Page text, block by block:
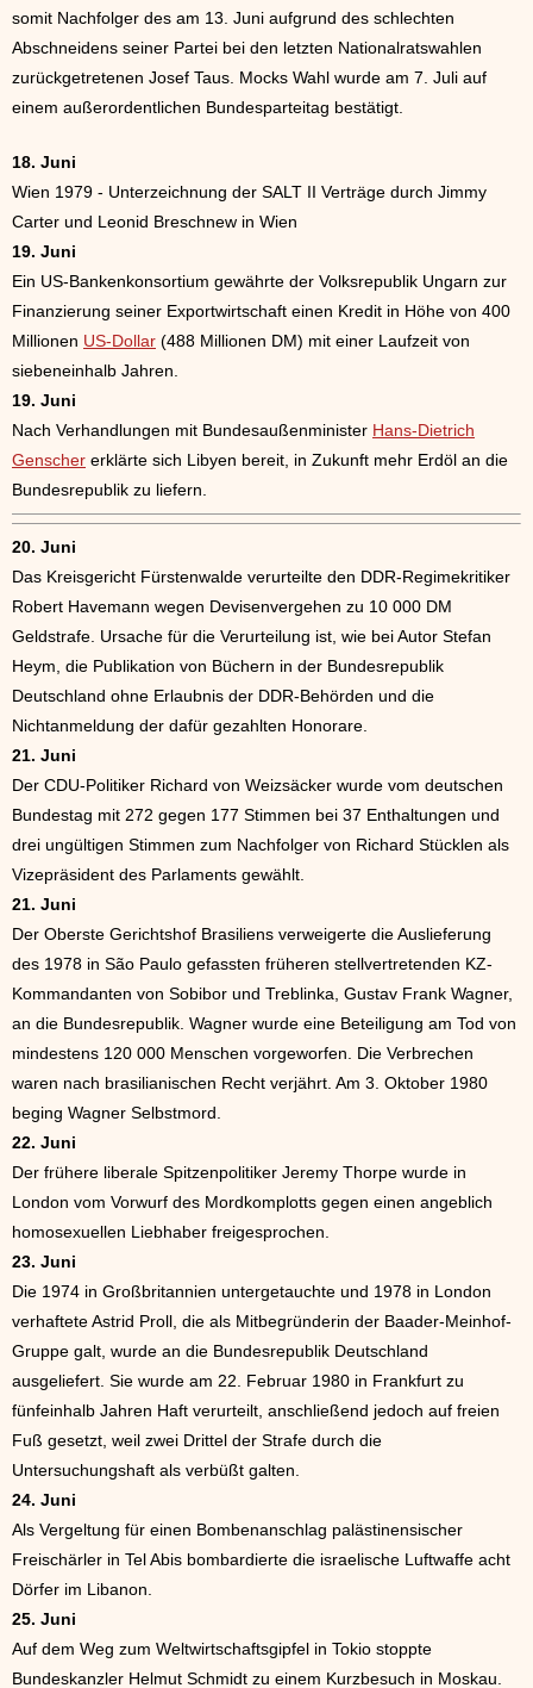
somit Nachfolger des am 13. Juni aufgrund des schlechten
Abschneidens seiner Partei bei den letzten Nationalratswahlen
zurückgetretenen Josef Taus. Mocks Wahl wurde am 7. Juli auf
einem außerordentlichen Bundesparteitag bestätigt.
18. Juni
Wien 1979 - Unterzeichnung der SALT II Verträge durch Jimmy
Carter und Leonid Breschnew in Wien
19. Juni
Ein US-Bankenkonsortium gewährte der Volksrepublik Ungarn zur
Finanzierung seiner Exportwirtschaft einen Kredit in Höhe von 400
Millionen US-Dollar (488 Millionen DM) mit einer Laufzeit von
siebeneinhalb Jahren.
19. Juni
Nach Verhandlungen mit Bundesaußenminister Hans-Dietrich
Genscher erklärte sich Libyen bereit, in Zukunft mehr Erdöl an die
Bundesrepublik zu liefern.
20. Juni
Das Kreisgericht Fürstenwalde verurteilte den DDR-Regimekritiker
Robert Havemann wegen Devisenvergehen zu 10 000 DM
Geldstrafe. Ursache für die Verurteilung ist, wie bei Autor Stefan
Heym, die Publikation von Büchern in der Bundesrepublik
Deutschland ohne Erlaubnis der DDR-Behörden und die
Nichtanmeldung der dafür gezahlten Honorare.
21. Juni
Der CDU-Politiker Richard von Weizsäcker wurde vom deutschen
Bundestag mit 272 gegen 177 Stimmen bei 37 Enthaltungen und
drei ungültigen Stimmen zum Nachfolger von Richard Stücklen als
Vizepräsident des Parlaments gewählt.
21. Juni
Der Oberste Gerichtshof Brasiliens verweigerte die Auslieferung
des 1978 in São Paulo gefassten früheren stellvertretenden KZ-
Kommandanten von Sobibor und Treblinka, Gustav Frank Wagner,
an die Bundesrepublik. Wagner wurde eine Beteiligung am Tod von
mindestens 120 000 Menschen vorgeworfen. Die Verbrechen
waren nach brasilianischen Recht verjährt. Am 3. Oktober 1980
beging Wagner Selbstmord.
22. Juni
Der frühere liberale Spitzenpolitiker Jeremy Thorpe wurde in
London vom Vorwurf des Mordkomplotts gegen einen angeblich
homosexuellen Liebhaber freigesprochen.
23. Juni
Die 1974 in Großbritannien untergetauchte und 1978 in London
verhaftete Astrid Proll, die als Mitbegründerin der Baader-Meinhof-
Gruppe galt, wurde an die Bundesrepublik Deutschland
ausgeliefert. Sie wurde am 22. Februar 1980 in Frankfurt zu
fünfeinhalb Jahren Haft verurteilt, anschließend jedoch auf freien
Fuß gesetzt, weil zwei Drittel der Strafe durch die
Untersuchungshaft als verbüßt galten.
24. Juni
Als Vergeltung für einen Bombenanschlag palästinensischer
Freischärler in Tel Abis bombardierte die israelische Luftwaffe acht
Dörfer im Libanon.
25. Juni
Auf dem Weg zum Weltwirtschaftsgipfel in Tokio stoppte
Bundeskanzler Helmut Schmidt zu einem Kurzbesuch in Moskau.